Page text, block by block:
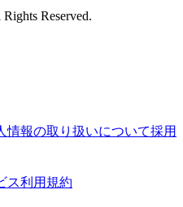
Reserved.
情報の取り扱いについて採用
ス利用規約